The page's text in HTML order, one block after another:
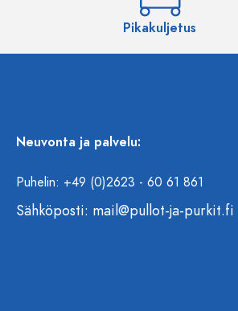
Pikakuljetus
Neuvonta ja palvelu:
Puhelin: +49 (0)2623 - 60 61 861
Sähköposti: mail@pullot-ja-purkit.fi